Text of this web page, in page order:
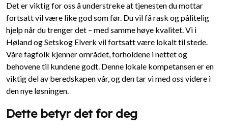
Det er viktig for oss å understreke at tjenesten du mottar
fortsatt vil være like god som før. Du vil få rask og pålitelig
hjelp når du trenger det – med samme høye kvalitet. Vi i
Høland og Setskog Elverk vil fortsatt være lokalt til stede.
Våre fagfolk kjenner området, forholdene i nettet og
behovene til kundene godt. Denne lokale kompetansen er en
viktig del av beredskapen vår, og den tar vi med oss videre i
den nye løsningen.
Dette betyr det for deg